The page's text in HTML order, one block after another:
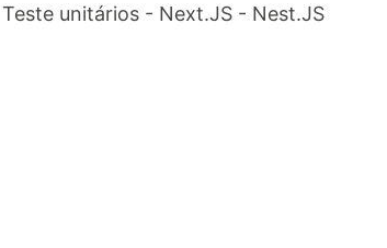
unitários - Next.JS - Nest.JS